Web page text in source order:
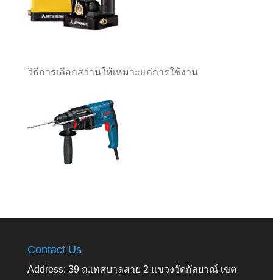
วิธีการเลือกสว่านให้เหมาะแก่การใช้งาน
Contact Us
Address: 39 ถ.เทศบาลสาย 2 แขวงวัดกัลยาณ์ เขต